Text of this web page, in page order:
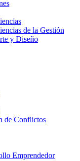
de la Gestión
y Diseño
de Conflictos
Emprendedor